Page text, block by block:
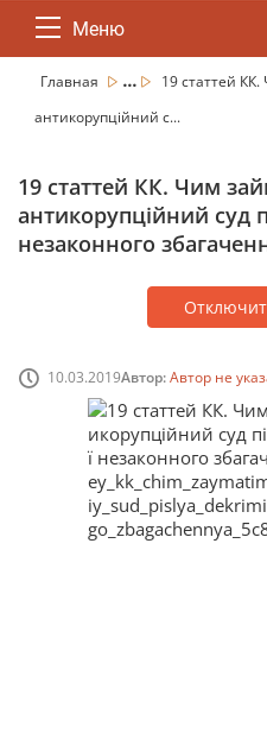
Меню
Главная ...
19 статтей
антикорупційний с...
19 статтей КК. Чим
антикорупційний суд
незаконного
10.03.2019Автор:Автор не